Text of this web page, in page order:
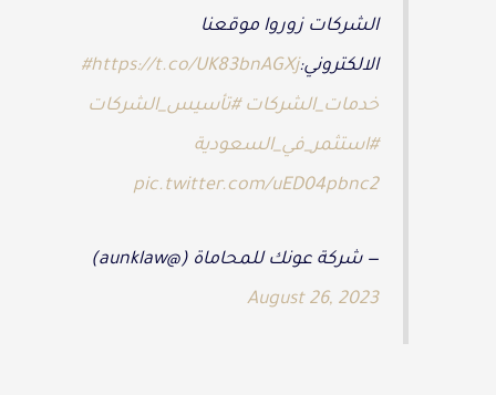
الشركات زوروا موقعنا
الالكتروني:https://t.co/UK83bnAGXj
#
خدمات_الشركات #تأسيس_الشركات
#استثمر_في_السعودية
pic.twitter.com/uED04pbnc2
— شركة عونك للمحاماة (@aunklaw)
August 26, 2023